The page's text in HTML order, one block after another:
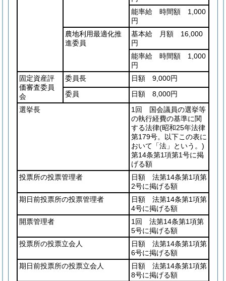
能率給 時間額 1,000
円
農地利用最適化推
進委員
基本給 月額 16,000
円
能率給 時間額 1,000
円
固定資産評
価審査委員
会
委員長
日額 9,000円
委員
日額 8,000円
選挙長
1回 国会議員の選挙等
の執行経費の基準に関
する法律(昭和25年法律
第179号。以下この表に
おいて「法」という。)
第14条第1項第1号に掲
げる額
投票所の投票管理者
日額 法第14条第1項第
2号に掲げる額
期日前投票所の投票管理者
日額 法第14条第1項第
4号に掲げる額
開票管理者
1回 法第14条第1項第
5号に掲げる額
投票所の投票立会人
日額 法第14条第1項第
6号に掲げる額
期日前投票所の投票立会人
日額 法第14条第1項第
8号に掲げる額